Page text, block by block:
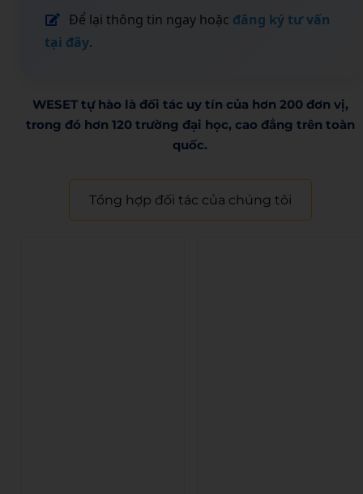
Để lại thông tin ngay hoặc đăng ký tư vấn
tại đây.
WESET tự hào là đối tác uy tín của hơn 200 đơn vị,
trong đó hơn 120 trường đại học, cao đẳng trên toàn
quốc.​
Tổng hợp đối tác của chúng tôi